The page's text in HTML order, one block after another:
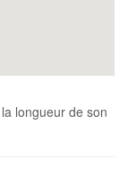
longueur de son